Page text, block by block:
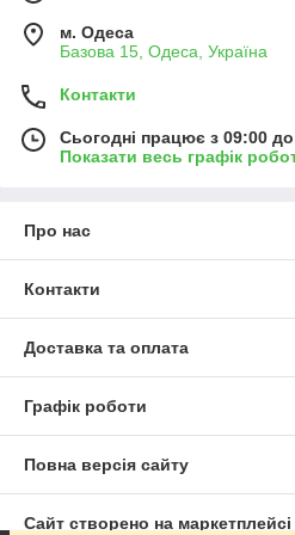
м. Одеса
Базова 15, Одеса, Україна
Контакти
Сьогодні працює з 09:00
Показати весь графік
Про нас
Контакти
Доставка та оплата
Графік роботи
Повна версія сайту
Сайт створено на маркетплейсі